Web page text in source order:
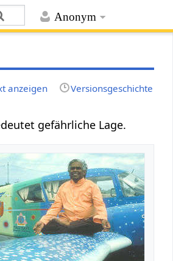
Anonym
anzeigen Versionsgeschichte
gefährliche Lage.